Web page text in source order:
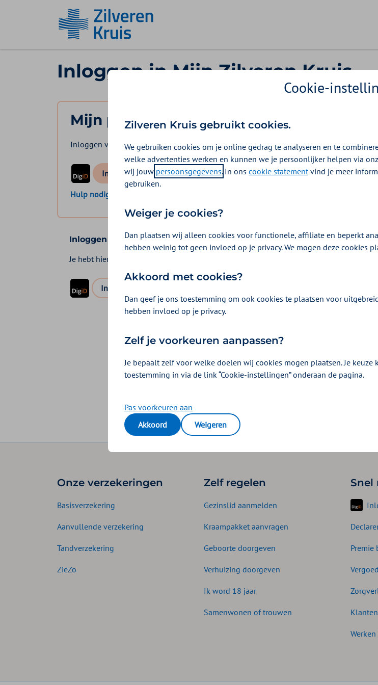
Ga naar de homepage
Inloggen in Mijn Zilveren Kruis
Mijn polis
Inloggen voor mijzelf en eventuele meeverzekerde gezinsleden.
logo digid
Inloggen Mijn Zilveren Kruis
Hulp nodig bij het inloggen?
Inloggen voor iemand anders
Je hebt hiervoor een
logo digid
Inloggen met DigiD machtiging
Lukt het om in te
Onze verzekeringen
Basisverzekering
Aanvullende verzekering
Tandverzekering
ZieZo
Zelf regelen
Gezinslid aanmelden
Kraampakket aanvragen
Geboorte doorgeven
Verhuizing doorgeven
Ik word 18 jaar
Samenwonen of trouwen
Snel
Premie
Cookie-
Zilveren Kruis gebruikt cookies.
We gebruiken cookies om je online gedrag te analyseren en te
welke advertenties werken en kunnen we je persoonlijker helpen via
wij jouw persoonsgegevens. In ons cookie statementvind je meer
gebruiken.
Weiger je cookies?
Dan plaatsen wij alleen cookies voor functionele, affiliate en beperkt
hebben weinig tot geen invloed op je privacy. We mogen deze cookies
Akkoord met cookies?
Dan geef je ons toestemming om ook cookies te plaatsen voor
hebben invloed op je privacy.
Zelf je voorkeuren aanpassen?
Je bepaalt zelf voor welke doelen wij cookies mogen plaatsen. Je
toestemming in via de link “Cookie-instellingen” onderaan de pagina.
Pas voorkeuren aan
Akkoord
Weigeren